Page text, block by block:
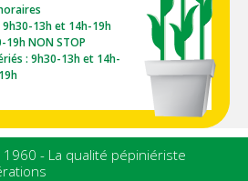
13h et 14h-19h
19h NON STOP
: 9h30-13h et 14h-
19h
- La qualité pépiniériste